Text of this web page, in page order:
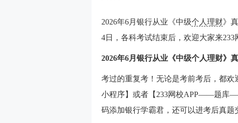
2026年6月银行从业《中级个人理财》
4日，各科考试结束后，欢迎大家来233
2026年6月银行从业《中级个人理财》
考过的重复考！无论是考前考后，都
小程序】或者【233网校APP——题库
码添加银行学霸君，还可以进考后真题